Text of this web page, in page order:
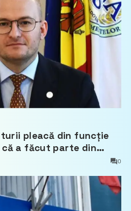
pleacă din funcție
că a făcut parte din
0